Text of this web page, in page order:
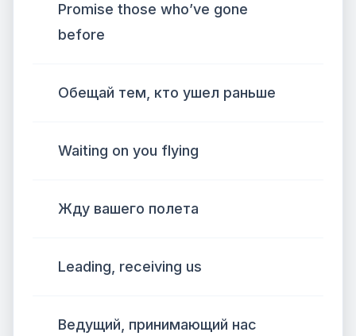
Promise those who’ve gone
before
Обещай тем, кто ушел раньше
Waiting on you flying
Жду вашего полета
Leading, receiving us
Ведущий, принимающий нас